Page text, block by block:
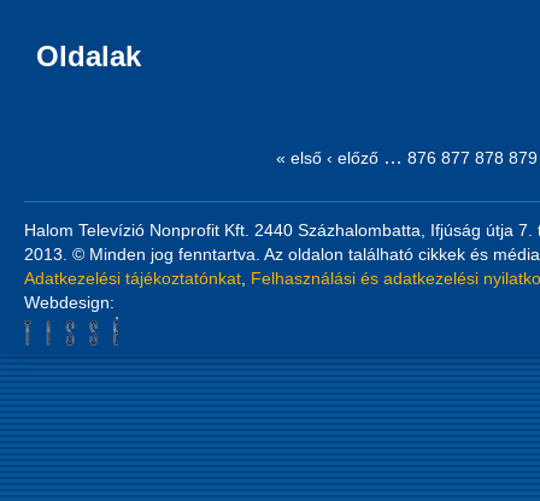
Oldalak
« első ‹ előző … 876 877 878 879
Halom Televízió Nonprofit Kft. 2440 Százhalombatta, Ifjúság útja
2013. © Minden jog fenntartva. Az oldalon található cikkek és
Adatkezelési tájékoztatónkat Felhasználási és adatkezelési
Webdesign: